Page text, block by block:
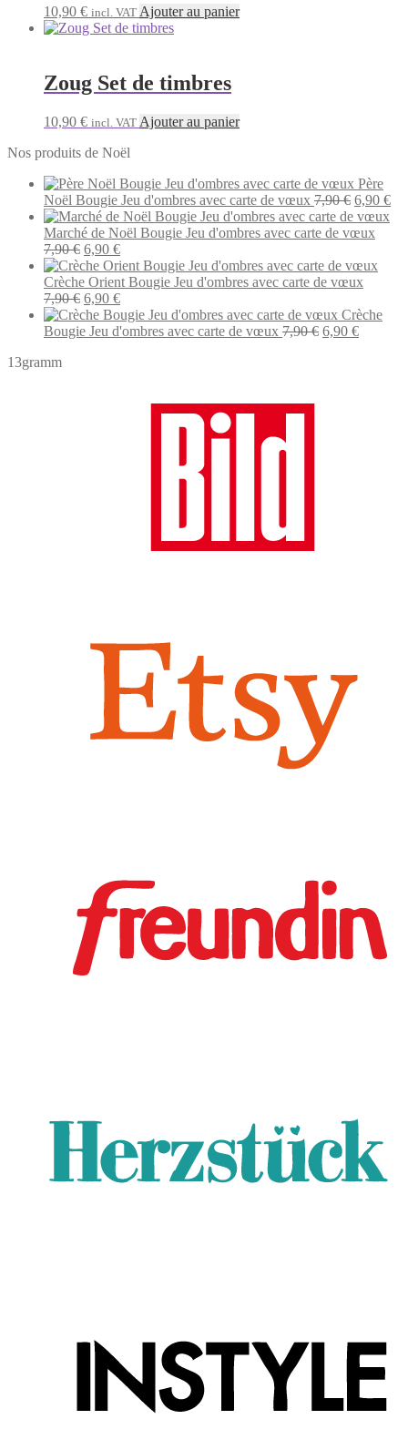
10,90 € incl. VAT Ajouter au panier
Zoug Set de timbres
10,90 € incl. VAT Ajouter au panier
Nos produits de Noël
Père
Noël Bougie Jeu d'ombres avec carte de vœux 7,90€ Le
prix
initial
7,90 €.
6,90 €Le
Marché de Noël Bougie Jeu d'ombres avec carte de vœux
7,90€ Le
prix
initial
était :
7,90 €.
6,90 €Le
prix
actuel
est :
6,90 €.
Crèche Orient Bougie Jeu d'ombres avec carte de vœux
7,90€ Le
prix
initial
6,90 €Le
prix
actuel
Crèche
Bougie Jeu d'ombres avec carte de vœux 7,90€ Le
6,90 €Le
13gramm